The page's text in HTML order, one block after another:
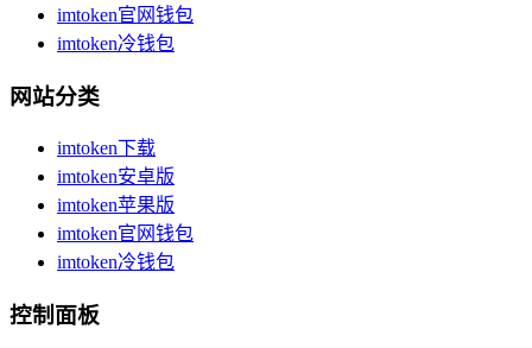
imtoken官网钱包
imtoken冷钱包
网站分类
imtoken下载
imtoken安卓版
imtoken苹果版
imtoken官网钱包
imtoken冷钱包
控制面板